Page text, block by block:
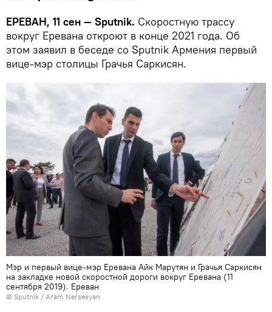
ЕРЕВАН, 11 сен — Sputnik. Скоростную трассу
вокруг Еревана откроют в конце 2021 года. Об
этом заявил в беседе со Sputnik Армения первый
вице-мэр столицы Грачья Саркисян.
Мэр и первый вице-мэр Еревaна Айк Марутян и Грачья Саркисян
на закладке новой скоростной дороги вокруг Еревaна (11
сентября 2019). Еревaн
© Sputnik / Aram Nersesyan